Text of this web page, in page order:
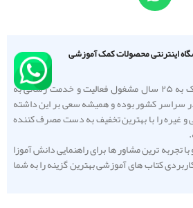
مجموعه ما با سابقه ای نزدیک به ۲۵ سال مشغول فعالیت و خدمت رسانی به
سراسر کشور بوده و همیشه سعی بر این داشته
غیره را با بهترین تخفیف به دست مصرف کننده
و با تجربه ترین مشاور ها برای راهنمایی دانش آموزا
کتاب های آموزشی بهترین گزینه را به شما